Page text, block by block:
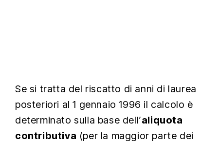
Se si tratta del riscatto di anni di laurea
posteriori al 1 gennaio 1996 il calcolo è
determinato sulla base dell’aliquota
contributiva (per la maggior parte dei